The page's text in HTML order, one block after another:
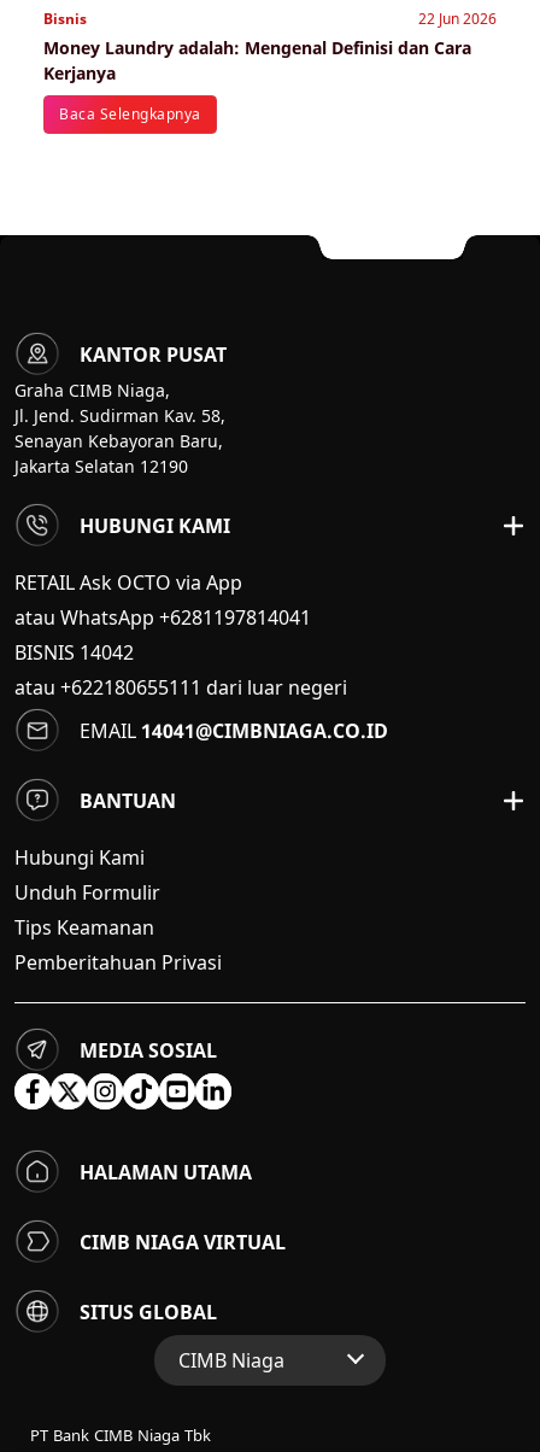
Bisnis 22 Jun 2026
Money Laundry adalah: Mengenal Definisi dan Cara
Kerjanya
Baca Selengkapnya
KANTOR PUSAT
Graha CIMB Niaga,
Jl. Jend. Sudirman Kav. 58,
Senayan Kebayoran Baru,
Jakarta Selatan 12190
HUBUNGI KAMI
RETAIL Ask OCTO via App
atau WhatsApp +6281197814041
BISNIS 14042
atau +622180655111 dari luar negeri
EMAIL 14041@CIMBNIAGA.CO.ID
BANTUAN
Hubungi Kami
Unduh Formulir
Tips Keamanan
Pemberitahuan Privasi
MEDIA SOSIAL
HALAMAN UTAMA
CIMB NIAGA VIRTUAL
SITUS GLOBAL
CIMB Niaga
Perbankan Konsumen
PT Bank CIMB Niaga Tbk